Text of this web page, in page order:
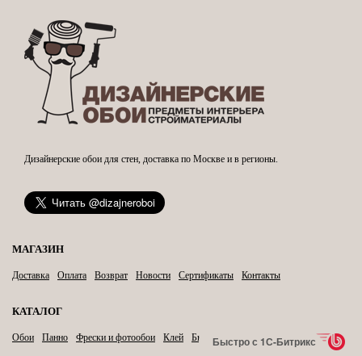
Дизайнерские обои для стен, доставка по Москве и в регионы.
МАГАЗИН
Доставка Оплата Возврат Новости Сертификаты Контакты
КАТАЛОГ
Обои Панно Фрески и фотообои Клей Бытовая химия Карнизы
Быстро с 1С-Битрикс